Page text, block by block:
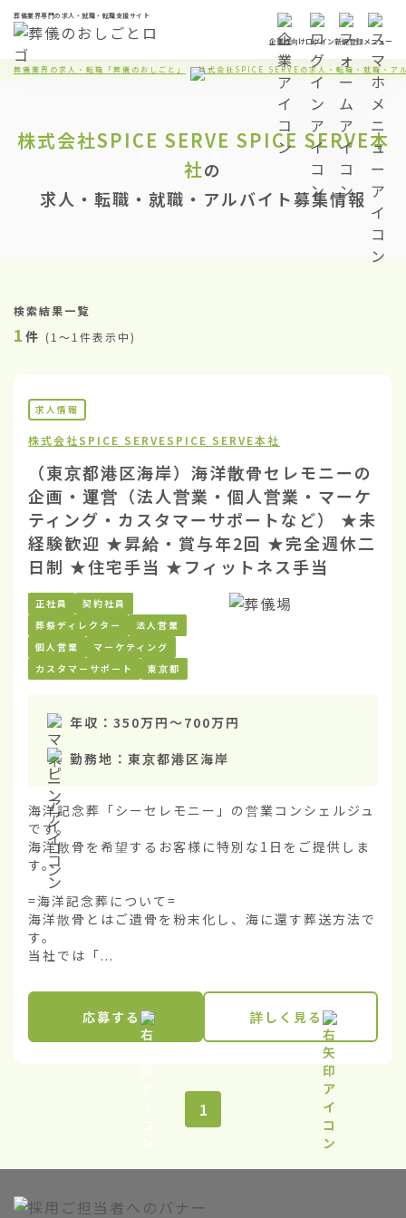
葬儀業界専門の求人・就職・転職支援サイト
企業様向けログイン新規登録メニュー
葬儀業界の求人・転職「葬儀のおしごと」 株式会社SPICE SERVEの求人・転職・就職・ア
株式会社SPICE SERVE SPICE SERVE本
社の
求人・転職・就職・アルバイト募集情報
検索結果一覧
1 件 (1〜1件表示中)
求人情報
株式会社SPICE SERVESPICE SERVE本社
（東京都港区海岸）海洋散骨セレモニーの
企画・運営（法人営業・個人営業・マーケ
ティング・カスタマーサポートなど） ★未
経験歓迎 ★昇給・賞与年2回 ★完全週休二
日制 ★住宅手当 ★フィットネス手当
正社員
契約社員
葬祭ディレクター
法人営業
個人営業
マーケティング
カスタマーサポート
東京都
年収： 350万円〜700万円
勤務地： 東京都港区海岸
海洋記念葬「シーセレモニー」の営業コンシェルジュ
です。
海洋散骨を希望するお客様に特別な1日をご提供しま
す。
=海洋記念葬について=
海洋散骨とはご遺骨を粉末化し、海に還す葬送方法で
す。
当社では「...
応募する 詳しく見る
1